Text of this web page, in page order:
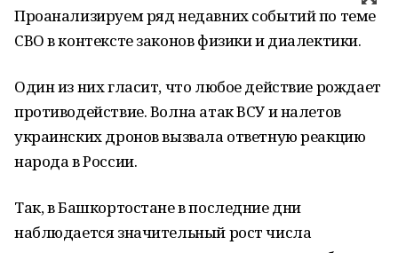
Проанализируем ряд недавних событий по теме
СВО в контексте законов физики и диалектики.
Один из них гласит, что любое действие рождает
противодействие. Волна атак ВСУ и налетов
украинских дронов вызвала ответную реакцию
народа в России.
Так, в Башкортостане в последние дни
наблюдается значительный рост числа